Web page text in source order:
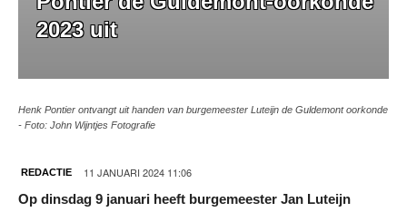
2023 uit
Henk Pontier ontvangt uit handen van burgemeester Luteijn de Guldemont oorkonde
- Foto: John Wijntjes Fotografie
REDACTIE 11 JANUARI 2024 11:06
Op dinsdag 9 januari heeft burgemeester Jan Luteijn